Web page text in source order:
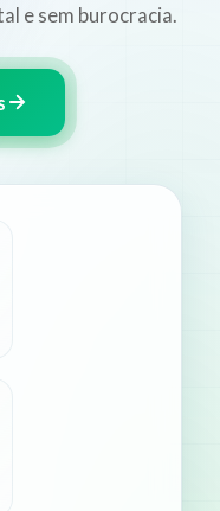
e sem burocracia.